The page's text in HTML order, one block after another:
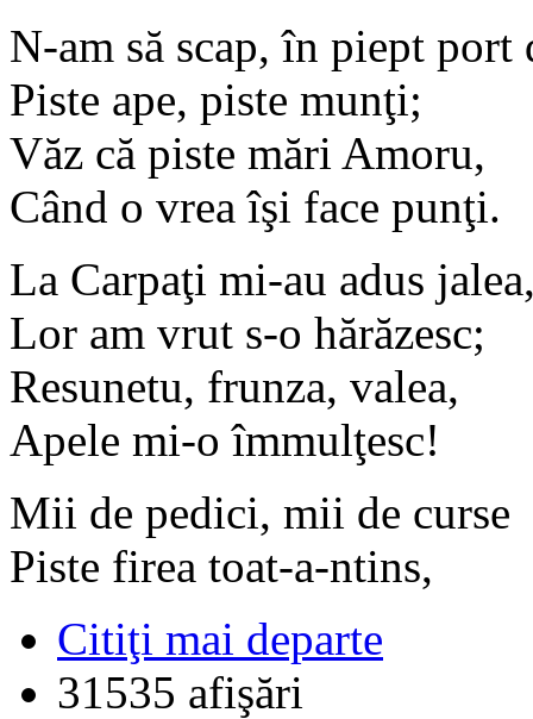
N-am să scap, în piept port
Piste ape, piste munţi;
Văz că piste mări Amoru,
Când o vrea îşi face punţi.
La Carpaţi mi-au adus
Lor am vrut s-o hărăzesc;
Resunetu, frunza, valea,
Apele mi-o îmmulţesc!
Mii de pedici, mii de curse
Piste firea toat-a-ntins,
Citiţi mai departe
31535 afişări